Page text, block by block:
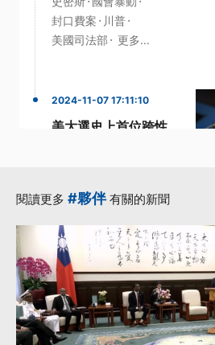
封口費案 · 川普·
美國司法部 · 更多...
2024-11-07 17:11:10
美大選史上首位跨性
Donald Trump·
Joe Biden
Nancy Pelosi· 國會議員
·跨性別 更多...
閱讀更多 #夥伴有關的新聞